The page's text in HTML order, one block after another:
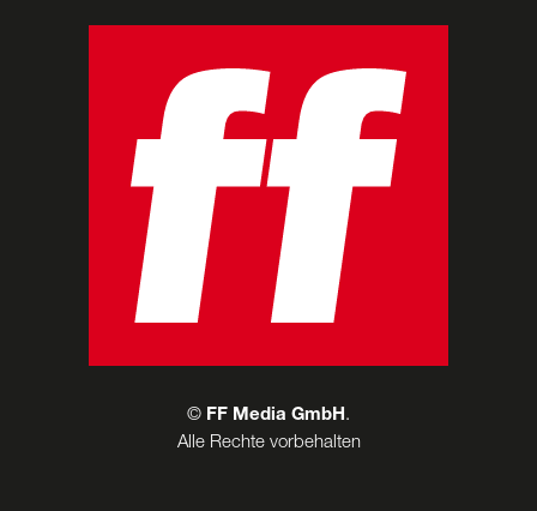
© FF Media GmbH.
Alle Rechte vorbehalten